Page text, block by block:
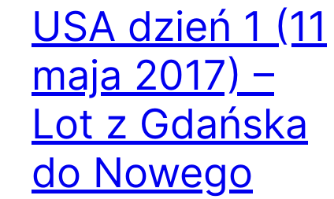
USA dzień 1 (11
maja 2017) –
Lot z Gdańska
do Nowego